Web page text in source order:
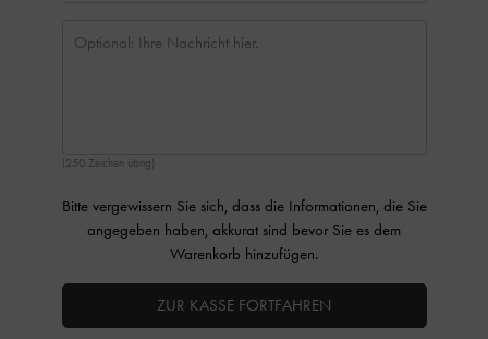
(250 Zeichen übrig)
Bitte vergewissern Sie sich, dass die Informationen, die Sie
angegeben haben, akkurat sind bevor Sie es dem
Warenkorb hinzufügen.
ZUR KASSE FORTFAHREN